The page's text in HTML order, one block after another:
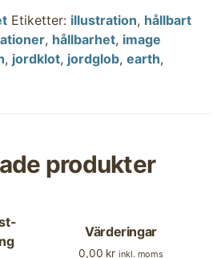
Etiketter: illustration, hållbart
, hållbarhet, image
, jordklot, jordglob, earth,
produkter
Värderingar
0,00 kr inkl. moms